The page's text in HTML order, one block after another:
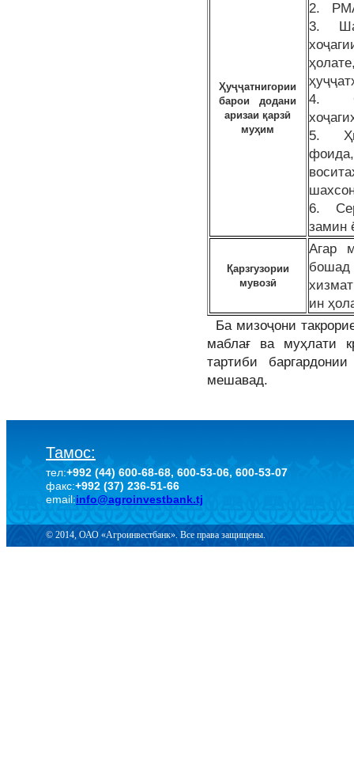
Ҳуҷҷатнигории
барои додани
аризаи қарзӣ
муҳим
2.
3.
4.
5.
6.
замин
Қарзгузории
мувозӣ
Агар
ин
Ба мизоҷони
маблағ ва муҳлати
тартиби
мешавад.
Тамос:
тел:+992 (44) 600-68-68, 600-53-06, 600-53-07
факс:+992 (37) 236-51-66
email:info@agroinvestbank.tj
© 2014, ОАО «Агроинвестбанк». Все права защищены.